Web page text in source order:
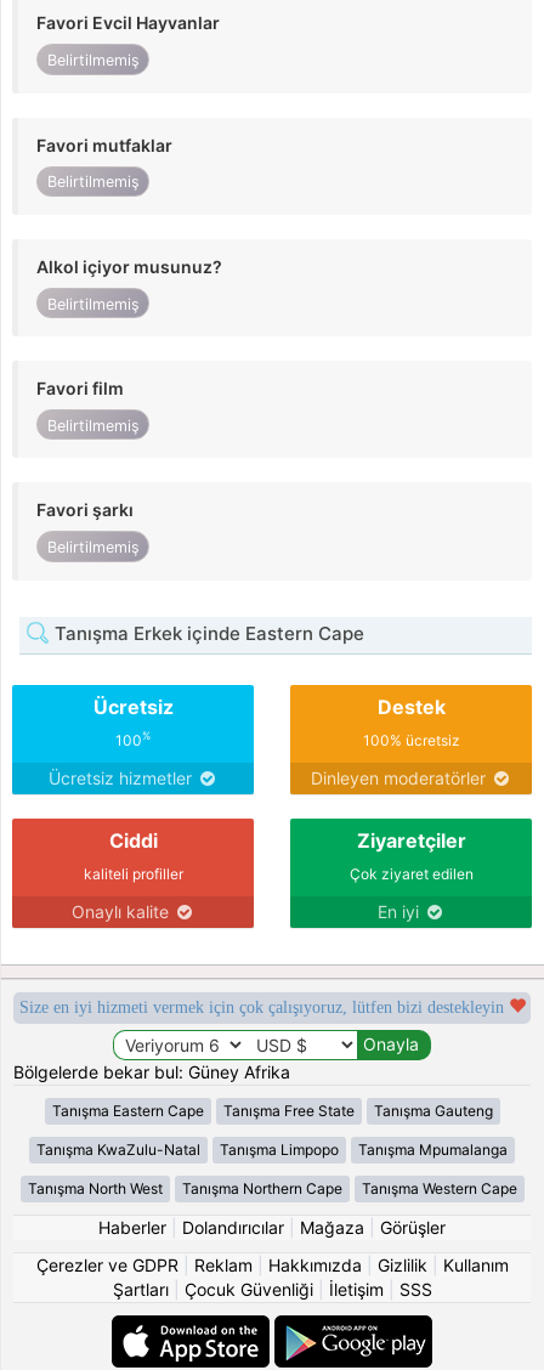
Favori Evcil Hayvanlar
Belirtilmemiş
Favori mutfaklar
Belirtilmemiş
Alkol içiyor musunuz?
Belirtilmemiş
Favori film
Belirtilmemiş
Favori şarkı
Belirtilmemiş
Tanışma Erkek içinde Eastern Cape
Ücretsiz
100%
Ücretsiz hizmetler
Destek
100% ücretsiz
Dinleyen moderatörler
Ciddi
kaliteli profiller
Onaylı kalite
Ziyaretçiler
Çok ziyaret edilen
En iyi
Size en iyi hizmeti vermek için çok çalışıyoruz, lütfen bizi destekleyin
Bölgelerde bekar bul: Güney Afrika
Tanışma Eastern Cape Tanışma Free State Tanışma Gauteng
Tanışma KwaZulu-Natal Tanışma Limpopo Tanışma Mpumalanga
Tanışma North West Tanışma Northern Cape Tanışma Western Cape
Haberler Dolandırıcılar Mağaza
Görüşler
Çerezler ve GDPR
Reklam Hakkımızda Gizlilik
Kullanım
Şartları| Çocuk Güvenliği| İletişim SSS